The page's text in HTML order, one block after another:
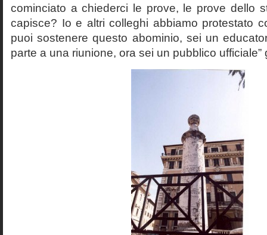
cominciato a chiederci le prove, le prove dello
capisce? Io e altri colleghi abbiamo protestato
puoi sostenere questo abominio, sei un
parte a una riunione, ora sei un pubblico ufficiale”